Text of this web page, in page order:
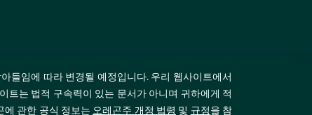
들임에 따라 변경될 예정입니다. 우리 웹사이트에서
트는 법적 구속력이 있는 문서가 아니며 귀하에게 적
에 관한 공식 정보는 오레곤주 개정 법령 및 규정을 참